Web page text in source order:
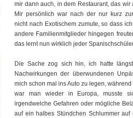
mir dann auch, in dem Restaurant, das
Mir persönlich war nach der nur kurz
nicht nach Exotischem zumute, so dass
andere Familienmitglieder hingegen
das lernt nun wirklich jeder
Die Sache zog sich hin, ich hatte
Nachwirkungen der überwundenen
mich schon mal ins Auto zu legen,
war man wieder in Europa, musste
irgendwelche Gefahren oder mögliche
auf ein halbes Stündchen Schlummer